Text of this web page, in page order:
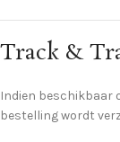
Track &
Indien beschikbaar
bestelling wordt